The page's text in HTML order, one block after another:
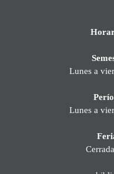
Lunes a
Lunes a